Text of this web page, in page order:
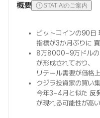
概要 STAT AIのご案内
ビットコインの90日
指標が3か月ぶりに
8万8000~9万ドルの
が形成されており、
リテール需要が価格
クジラ投資家の買い
今年3~4月と似た 反
が現れる可能性が高い